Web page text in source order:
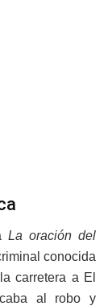
La oración del
conocida
carretera a El
al robo y